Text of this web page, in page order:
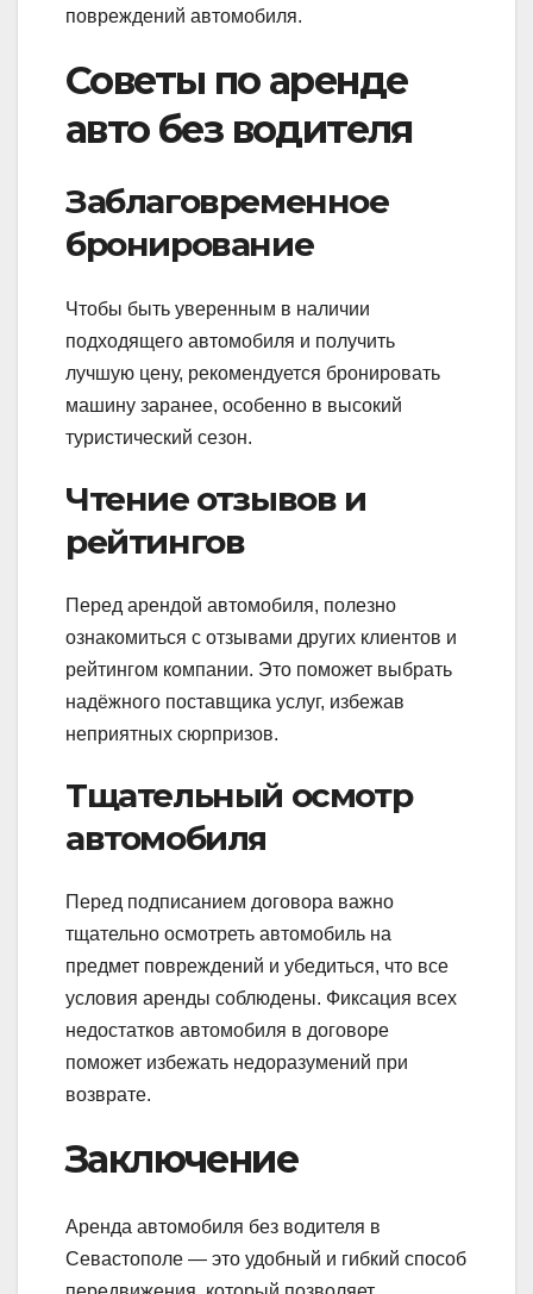
повреждений автомобиля.
Советы по аренде
авто без водителя
Заблаговременное
бронирование
Чтобы быть уверенным в наличии
подходящего автомобиля и получить
лучшую цену, рекомендуется бронировать
машину заранее, особенно в высокий
туристический сезон.
Чтение отзывов и
рейтингов
Перед арендой автомобиля, полезно
ознакомиться с отзывами других клиентов и
рейтингом компании. Это поможет выбрать
надёжного поставщика услуг, избежав
неприятных сюрпризов.
Тщательный осмотр
автомобиля
Перед подписанием договора важно
тщательно осмотреть автомобиль на
предмет повреждений и убедиться, что все
условия аренды соблюдены. Фиксация всех
недостатков автомобиля в договоре
поможет избежать недоразумений при
возврате.
Заключение
Аренда автомобиля без водителя в
Севастополе — это удобный и гибкий способ